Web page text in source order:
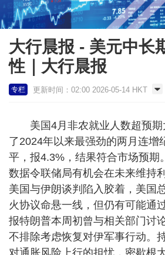
大行晨报 - 美元中长
性｜大行晨报
专栏 更新时间：02:00 2026-05-14 HKT
美国4月非农就业人数超预期
了2024年以来最强劲的两月连增
平，报4.3%，结果符合市场预期
数据令联储局有机会在未来维持
美国与伊朗谈判陷入胶着，美国
火协议命悬一线，但仍有可能通
报特朗普本周初曾与相关部门讨
不排除考虑恢复对伊军事行动。
对通胀风险上行的担忧，密歇根